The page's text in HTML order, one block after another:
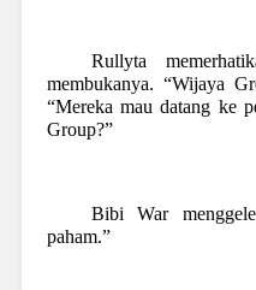
Rullyta
membukanya. “Wijaya
“Mereka mau datang ke
Group?”
Bibi War
paham.”